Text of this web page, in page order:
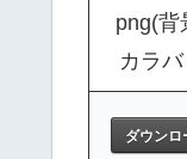
png(背
カラ
ダウンロ